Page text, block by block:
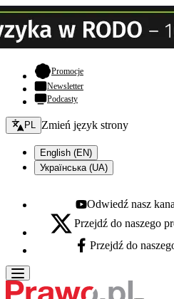
Promocje- otwiera się w nowej karcie
Newsletter
Podcasty
Zmień język - bieżący:
PL Zmień język strony
English (EN)
Українська (UA)
Youtube - otwiera się w
Odwiedź nasz
X - otwiera się w nowej karcie
Przejdź do naszego
Facebook - otwiera się w
Przejdź do